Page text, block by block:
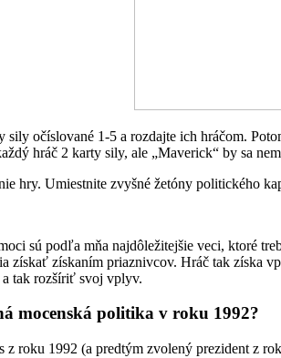
sily očíslované 1-5 a rozdajte ich hráčom.
hráč 2 karty sily, ale „Maverick“ by sa
hry. Umiestnite zvyšné žetóny politického
sú podľa mňa najdôležitejšie veci, ktoré
získať získaním priaznivcov. Hráč tak získa
tak rozšíriť svoj vplyv.
mocenská politika v roku 1992?
z roku 1992 (a predtým zvolený prezident z